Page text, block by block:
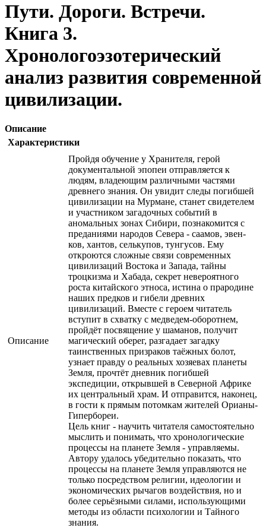
Пути. Дороги. Встречи.
Книга 3.
Хронологоэзотерический
анализ развития современной
цивилизации.
Описание
Характеристики
Описание
Пройдя обучение у Хранителя, герой
документальной эпопеи отправляется к
людям, владеющим различными частями
древнего знания. Он увидит следы погибшей
цивилизации на Мурмане, станет свидетелем
и участником загадочных событий в
аномальных зонах Сибири, познакомится с
преданиями народов Севера - саамов, эвен-
ков, хантов, селькупов, тунгусов. Ему
откроются сложные связи современных
цивилизаций Востока и Запада, тайны
троцкизма и Хабада, секрет невероятного
роста китайского этноса, истина о прародине
наших предков и гибели древних
цивилизаций. Вместе с героем читатель
вступит в схватку с медведем-оборотнем,
пройдёт посвящение у шаманов, получит
магический оберег, разгадает загадку
таинственных призраков таёжных болот,
узнает правду о реальных хозяевах планеты
Земля, прочтёт дневник погибшей
экспедиции, открывшей в Северной Африке
их центральный храм. И отправится, наконец,
в гости к прямым потомкам жителей Орианы-
Гипербореи.
Цель книг - научить читателя самостоятельно
мыслить и понимать, что хронологические
процессы на планете Земля - управляемы.
Автору удалось убедительно показать, что
процессы на планете Земля управляются не
только посредством религии, идеологии и
экономических рычагов воздействия, но и
более серьёзными силами, использующими
методы из области психологии и Тайного
знания.